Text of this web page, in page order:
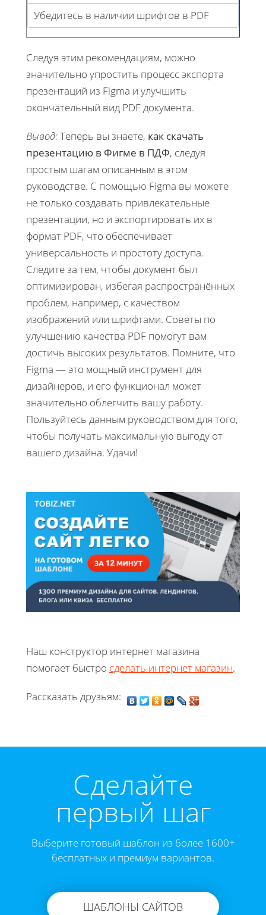
Убедитесь в наличии шрифтов в PDF
Следуя этим рекомендациям, можно
значительно упростить процесс экспорта
презентаций из Figma и улучшить
окончательный вид PDF документа.
Вывод:Теперь вы знаете, как скачать
презентацию в Фигме в ПДФ, следуя
простым шагам описанным в этом
руководстве. С помощью Figma вы можете
не только создавать привлекательные
презентации, но и экспортировать их в
формат PDF, что обеспечивает
универсальность и простоту доступа.
Следите за тем, чтобы документ был
оптимизирован, избегая распространённых
проблем, например, с качеством
изображений или шрифтами. Советы по
улучшению качества PDF помогут вам
достичь высоких результатов. Помните, что
Figma — это мощный инструмент для
дизайнеров, и его функционал может
значительно облегчить вашу работу.
Пользуйтесь данным руководством для того,
чтобы получать максимальную выгоду от
вашего дизайна. Удачи!
Наш конструктор интернет магазина
помогает быстро сделать интернет магазин.
Рассказать друзьям:
Cделайте
первый шаг
Выберите готовый шаблон из более 1600+
бесплатных и премиум вариантов.
ШАБЛОНЫ САЙТОВ